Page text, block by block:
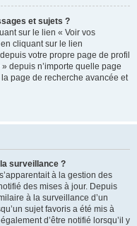
et sujets ?
sur le lien « Voir vos
cliquant sur le lien
votre propre page de profil
depuis n’importe quelle page
page de recherche avancée et
surveillance ?
à la gestion des
des mises à jour. Depuis
à la surveillance d’un
sujet favoris a été mis à
d’être notifié lorsqu’il y